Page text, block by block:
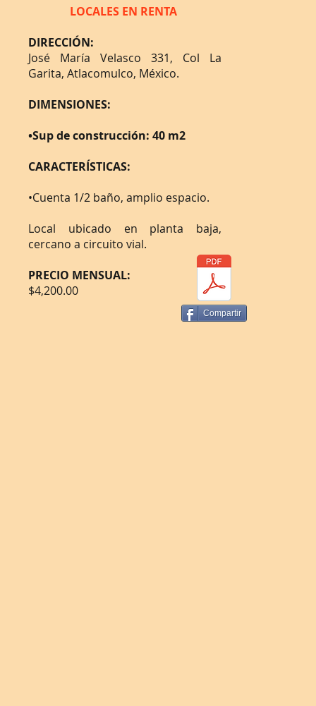
LOCALES EN RENTA
DIRECCIÓN:
José María Velasco 331, Col La
Garita, Atlacomulco, México.
DIMENSIONES:
•Sup de construcción: 40 m2
CARACTERÍSTICAS:
•Cuenta 1/2 baño, amplio espacio.
Local ubicado en planta baja,
cercano a circuito vial.
PRECIO MENSUAL:
$4,200.00
Compartir